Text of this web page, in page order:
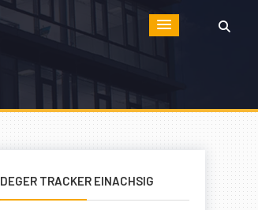
DEGER TRACKER EINACHSIG